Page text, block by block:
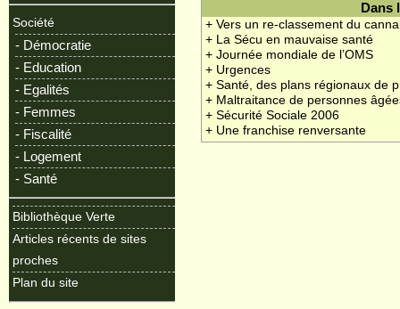
Société
- Démocratie
- Education
- Egalités
- Femmes
- Fiscalité
- Logement
- Santé
Bibliothèque Verte
Articles récents de sites
proches
Plan du site
Dans
+ Vers un re-classement du
+ La Sécu en mauvaise santé
+ Journée mondiale de l’OMS
+ Urgences
+ Santé, des plans régionaux de
+ Maltraitance de personnes
+ Sécurité Sociale 2006
+ Une franchise renversante